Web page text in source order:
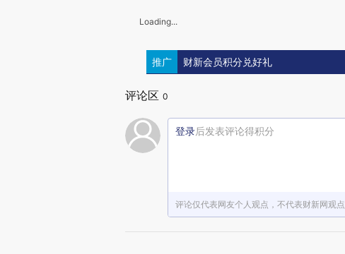
Loading...
推广 财新会员积分兑好礼
评论区 0
登录后发表评论得积分
评论仅代表网友个人观点，不代表财新网观点